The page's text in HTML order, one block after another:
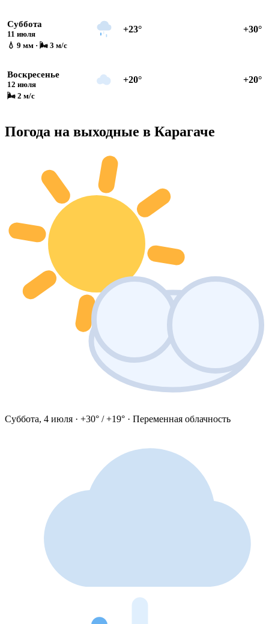
Суббота
11 июля +23° +30°
💧 9 мм · 🌬 3 м/с
Воскресенье
12 июля +20° +20°
🌬 2 м/с
Погода на выходные в Карагаче
Суббота, 4 июля · +30° / +19° · Переменная облачность